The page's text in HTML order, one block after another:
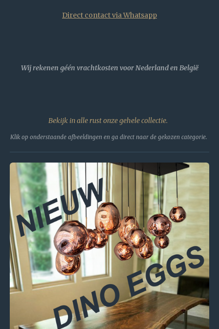
Direct contact via Whatsapp
Wij rekenen géén vrachtkosten voor Nederland en België
Bekijk in alle rust onze gehele collectie.
Klik op onderstaande afbeeldingen en ga direct naar de gekozen categorie.